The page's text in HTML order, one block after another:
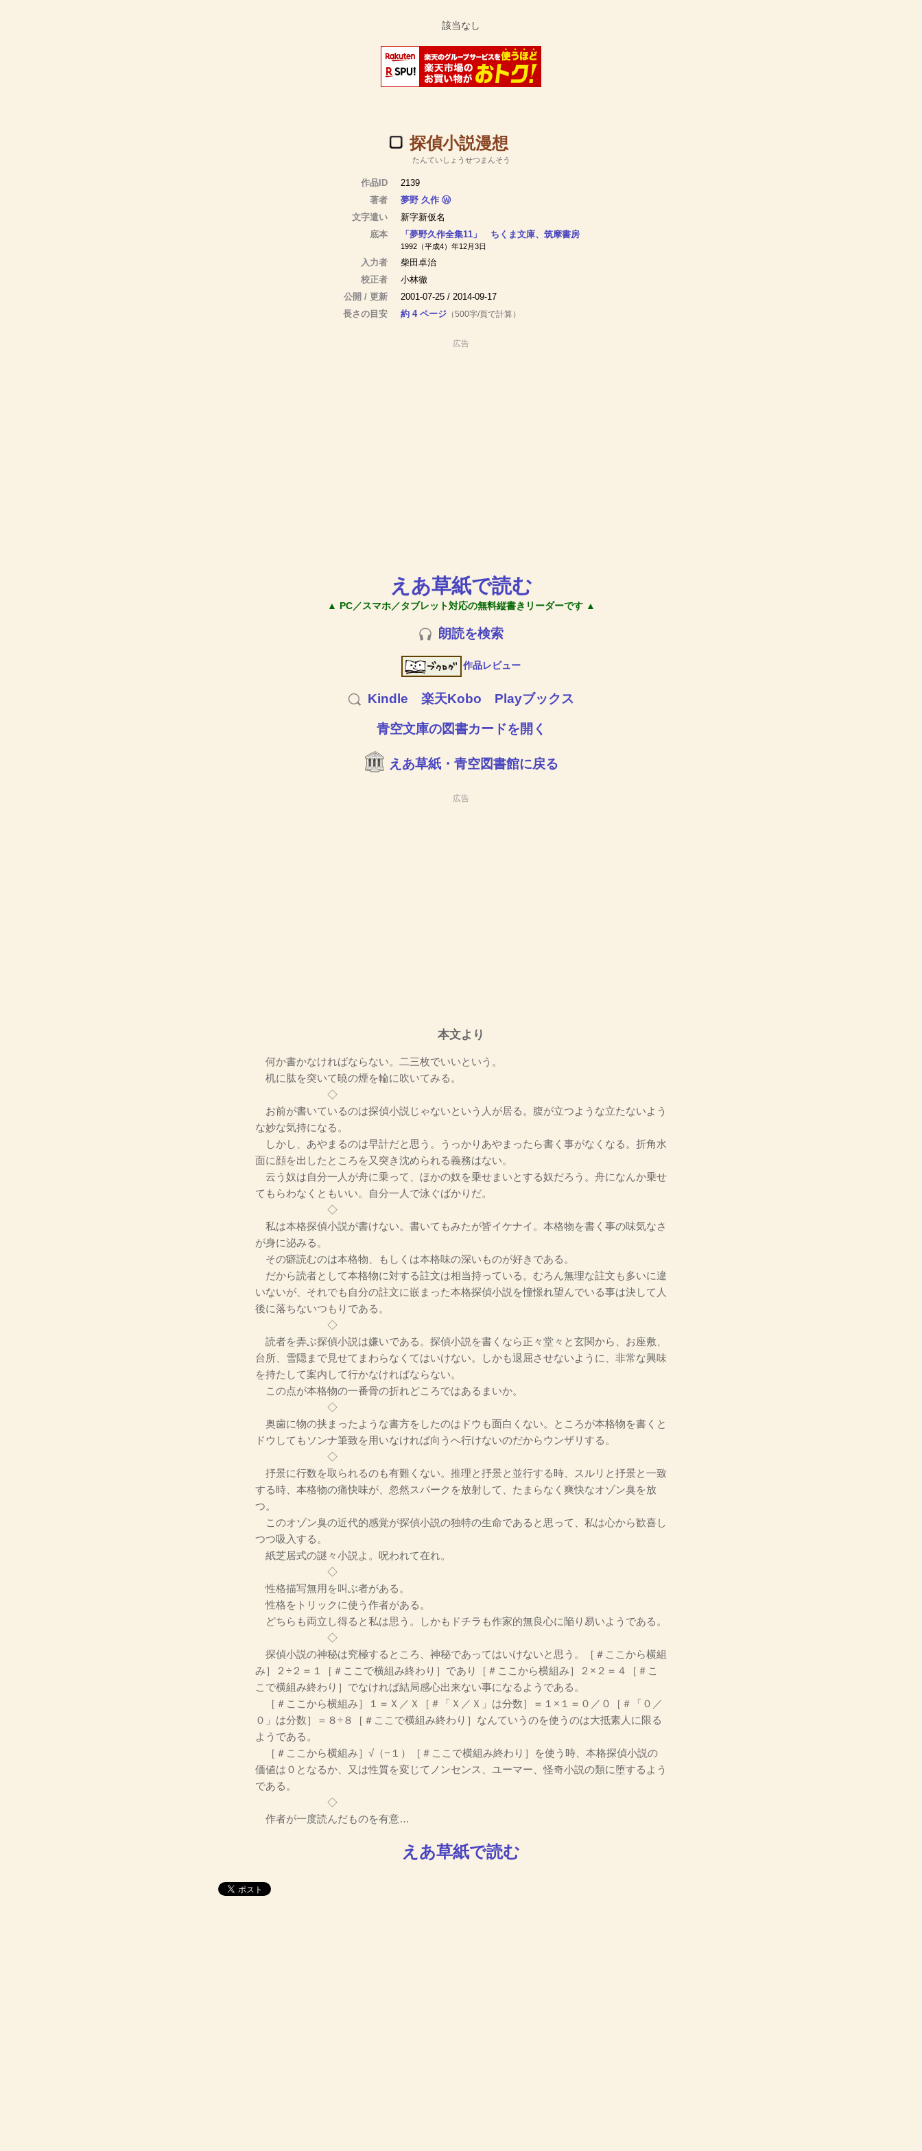
探偵小説漫想
たんていしょうせつまんそう
作品ID
2139
著者
夢野 久作 Ⓦ
文字遣い
新字新仮名
底本
「夢野久作全集11」 ちくま文庫、筑摩書房
1992（平成4）年12月3日
入力者
柴田卓治
校正者
小林徹
公開 / 更新
2001-07-25 / 2014-09-17
長さの目安
約 4 ページ（500字/頁で計算）
広告
えあ草紙で読む
▲ PC／スマホ／タブレット対応の無料縦書きリーダーです ▲
朗読を検索
作品レビュー
Kindle 楽天Kobo Playブックス
青空文庫の図書カードを開く
えあ草紙・青空図書館に戻る
広告
本文より
何か書かなければならない。二三枚でいいという。
机に肱を突いて暁の煙を輪に吹いてみる。
◇
お前が書いているのは探偵小説じゃないという人が居る。腹が立つような立たないよう
な妙な気持になる。
しかし、あやまるのは早計だと思う。うっかりあやまったら書く事がなくなる。折角水
面に顔を出したところを又突き沈められる義務はない。
云う奴は自分一人が舟に乗って、ほかの奴を乗せまいとする奴だろう。舟になんか乗せ
てもらわなくともいい。自分一人で泳ぐばかりだ。
◇
私は本格探偵小説が書けない。書いてもみたが皆イケナイ。本格物を書く事の味気なさ
が身に泌みる。
その癖読むのは本格物、もしくは本格味の深いものが好きである。
だから読者として本格物に対する註文は相当持っている。むろん無理な註文も多いに違
いないが、それでも自分の註文に嵌まった本格探偵小説を憧憬れ望んでいる事は決して人
後に落ちないつもりである。
◇
読者を弄ぶ探偵小説は嫌いである。探偵小説を書くなら正々堂々と玄関から、お座敷、
台所、雪隠まで見せてまわらなくてはいけない。しかも退屈させないように、非常な興味
を持たして案内して行かなければならない。
この点が本格物の一番骨の折れどころではあるまいか。
◇
奥歯に物の挟まったような書方をしたのはドウも面白くない。ところが本格物を書くと
ドウしてもソンナ筆致を用いなければ向うへ行けないのだからウンザリする。
◇
抒景に行数を取られるのも有難くない。推理と抒景と並行する時、スルリと抒景と一致
する時、本格物の痛快味が、忽然スパークを放射して、たまらなく爽快なオゾン臭を放
つ。
このオゾン臭の近代的感覚が探偵小説の独特の生命であると思って、私は心から歓喜し
つつ吸入する。
紙芝居式の謎々小説よ。呪われて在れ。
◇
性格描写無用を叫ぶ者がある。
性格をトリックに使う作者がある。
どちらも両立し得ると私は思う。しかもドチラも作家的無良心に陥り易いようである。
◇
探偵小説の神秘は究極するところ、神秘であってはいけないと思う。［＃ここから横組
み］２÷２＝１［＃ここで横組み終わり］であり［＃ここから横組み］２×２＝４［＃こ
こで横組み終わり］でなければ結局感心出来ない事になるようである。
［＃ここから横組み］１＝Ｘ／Ｘ［＃「Ｘ／Ｘ」は分数］＝１×１＝０／０［＃「０／
０」は分数］＝８÷８［＃ここで横組み終わり］なんていうのを使うのは大抵素人に限る
ようである。
［＃ここから横組み］√（−１）［＃ここで横組み終わり］を使う時、本格探偵小説の
価値は０となるか、又は性質を変じてノンセンス、ユーマー、怪奇小説の類に堕するよう
である。
◇
作者が一度読んだものを有意…
えあ草紙で読む